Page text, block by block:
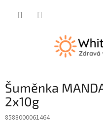
Šuměnka
2x10g
8588000061464